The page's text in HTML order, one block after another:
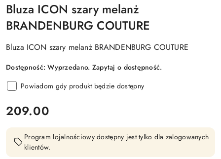
Bluza ICON szary melanż
BRANDENBURG COUTURE
Bluza ICON szary melanż BRANDENBURG COUTURE
Dostępność:Wyprzedano. Zapytaj o dostępność.
Powiadom gdy produkt będzie dostępny
cena:
209.00
Program lojalnościowy dostępny jest tylko dla zalogowanych
klientów.